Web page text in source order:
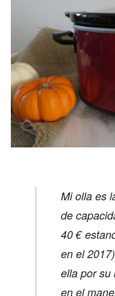
Mi olla es
de
40 €
en el
ella por su
en el